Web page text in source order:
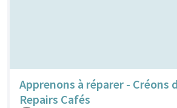
Apprenons à réparer - Créons
Repairs Cafés